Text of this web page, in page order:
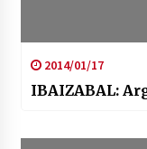
2014/01/17
IBAIZABAL: